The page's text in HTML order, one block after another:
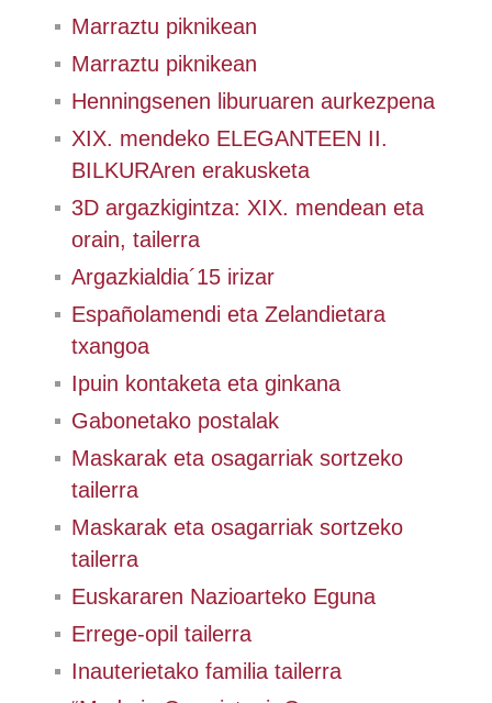
Marraztu piknikean
Marraztu piknikean
Henningsenen liburuaren aurkezpena
XIX. mendeko ELEGANTEEN II.
BILKURAren erakusketa
3D argazkigintza: XIX. mendean eta
orain, tailerra
Argazkialdia´15 irizar
Españolamendi eta Zelandietara
txangoa
Ipuin kontaketa eta ginkana
Gabonetako postalak
Maskarak eta osagarriak sortzeko
tailerra
Maskarak eta osagarriak sortzeko
tailerra
Euskararen Nazioarteko Eguna
Errege-opil tailerra
Inauterietako familia tailerra